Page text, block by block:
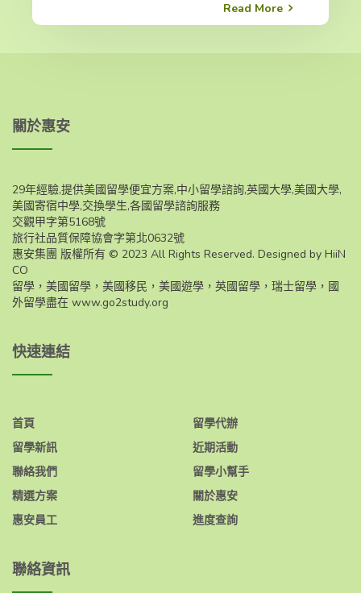
Read More
關於惠安
29年經驗,提供美國留學便宜方案,中小留學諮詢,英國大學,美國大學,
美國寄宿中學,交換學生,各國留學諮詢服務
交觀甲字第5168號
旅行社品質保障協會字第北0632號
惠安集團 版權所有 © 2023 All Rights Reserved. Designed by HiiN
CO
留學，美國留學，美國移民，美國遊學，英國留學，瑞士留學，國
外留學盡在 www.go2study.org
快速連結
首頁
留學新訊
聯絡我們
精選方案
惠安員工
留學代辦
近期活動
留學小幫手
關於惠安
進度查詢
聯絡資訊